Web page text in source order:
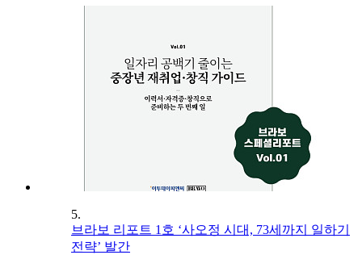
5.
브라보 리포트 1호 ‘사오정 시대, 73세까지 일하기
전략’ 발간